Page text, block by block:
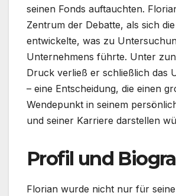
seinen Fonds auftauchten.
Zentrum der Debatte, als sich
entwickelte, was zu
Unternehmens führte. Unter
Druck verließ er schließlich das
– eine Entscheidung, die einen
Wendepunkt in seinem
und seiner Karriere darstellen
Profil und
Florian wurde nicht nur für